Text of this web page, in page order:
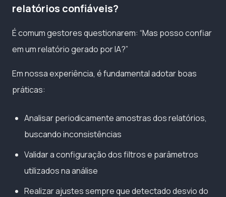
relatórios confiáveis?
É comum gestores questionarem: “Mas posso confiar
em um relatório gerado por IA?”
Em nossa experiência, é fundamental adotar boas
práticas:
Analisar periodicamente amostras dos relatórios,
buscando inconsistências
Validar a configuração dos filtros e parâmetros
utilizados na análise
Realizar ajustes sempre que detectado desvio do